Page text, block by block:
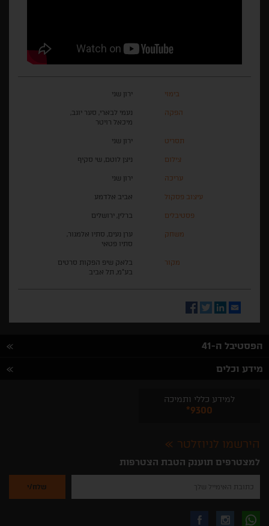
בימוי ירון שני
הפקה
נעמי לבארי, סער יוגב,
מיכאל רויטר
תסריט ירון שני
צילום ניצן לוטם, שי סקיף
עריכה ירון שני
עיצוב פסקול אביב אלדמע
פסטיבלים ברלין, ירושלים
משחק
ערן נעים, סתיו אלמגור,
סתיו פטאי
מקור
בלאק שיפ הפקות סרטים
בע"מ, תל אביב
Email
LinkedIn
Twitter
Facebook
הפסטיבל ה-41
מידע וכלים
למידע כללי ותמיכה
*9300
הירשמו לניוזלטר
למצטרפים תוענק הטבת הצטרפות
להזין
שלך
לקבלת עקבו